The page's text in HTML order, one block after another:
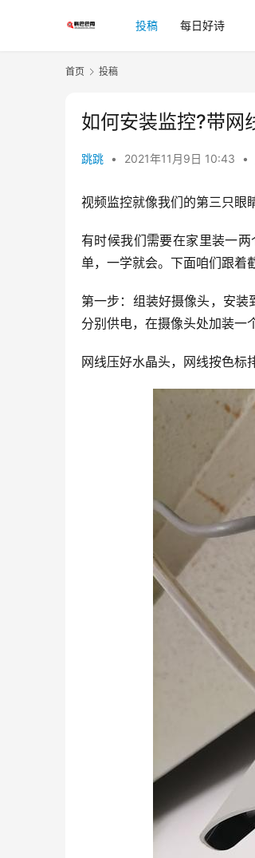
投稿 每日好诗
首页 投稿
如何安装监控?带网
跳跳 • 2021年11月9日 10:43 •
视频监控就像我们的第三只眼
有时候我们需要在家里装一
单，一学就会。下面咱们跟着
第一步：组装好摄像头，安
分别供电，在摄像头处加装一
网线压好水晶头，网线按色标